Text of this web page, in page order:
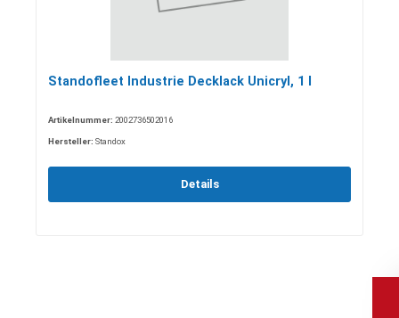
Standofleet Industrie Decklack Unicryl, 1 l
Artikelnummer: 2002736502016
Hersteller: Standox
Details